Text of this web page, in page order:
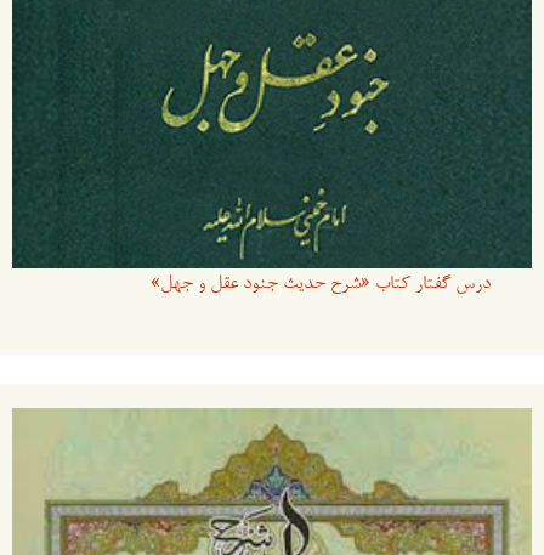
درس گفتار کتاب «شرح حدیث جنود عقل و جهل»